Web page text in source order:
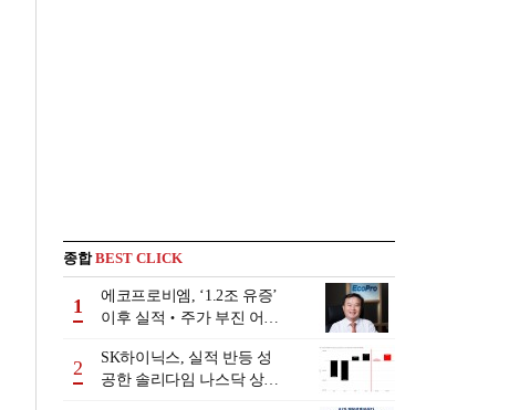
종합BEST CLICK
1
에코프로비엠, ‘1.2조 유증’
이후 실적‧주가 부진 어쩌
2
SK하이닉스, 실적 반등 성
공한 솔리다임 나스닥 상장